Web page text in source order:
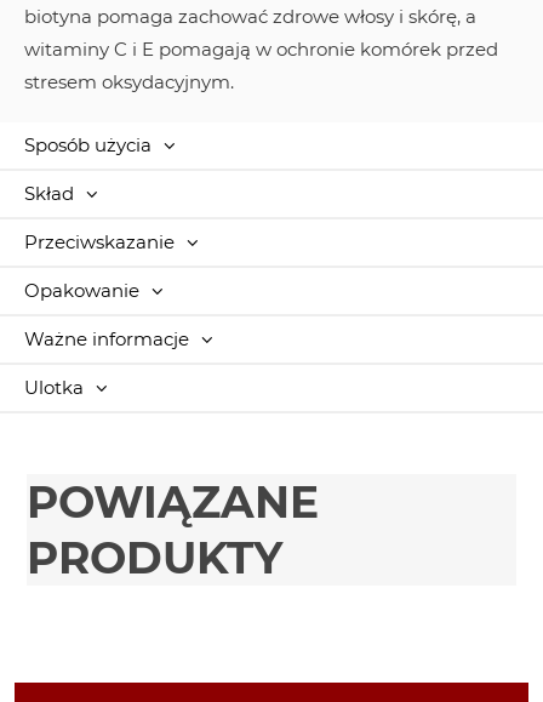
biotyna pomaga zachować zdrowe włosy i skórę, a
witaminy C i E pomagają w ochronie komórek przed
stresem oksydacyjnym.
Sposób użycia
Skład
Przeciwskazanie
Opakowanie
Ważne informacje
Ulotka
POWIĄZANE
PRODUKTY